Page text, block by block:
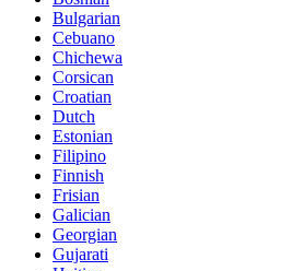
Bulgarian
Cebuano
Chichewa
Corsican
Croatian
Dutch
Estonian
Filipino
Finnish
Frisian
Galician
Georgian
Gujarati